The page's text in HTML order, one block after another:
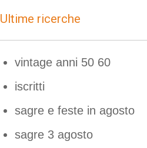
Ultime ricerche
vintage anni 50 60
iscritti
sagre e feste in agosto
sagre 3 agosto